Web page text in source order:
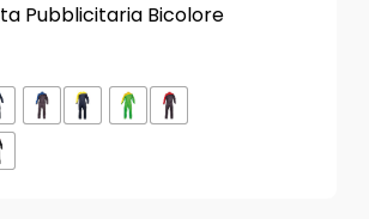
Pubblicitaria Bicolore